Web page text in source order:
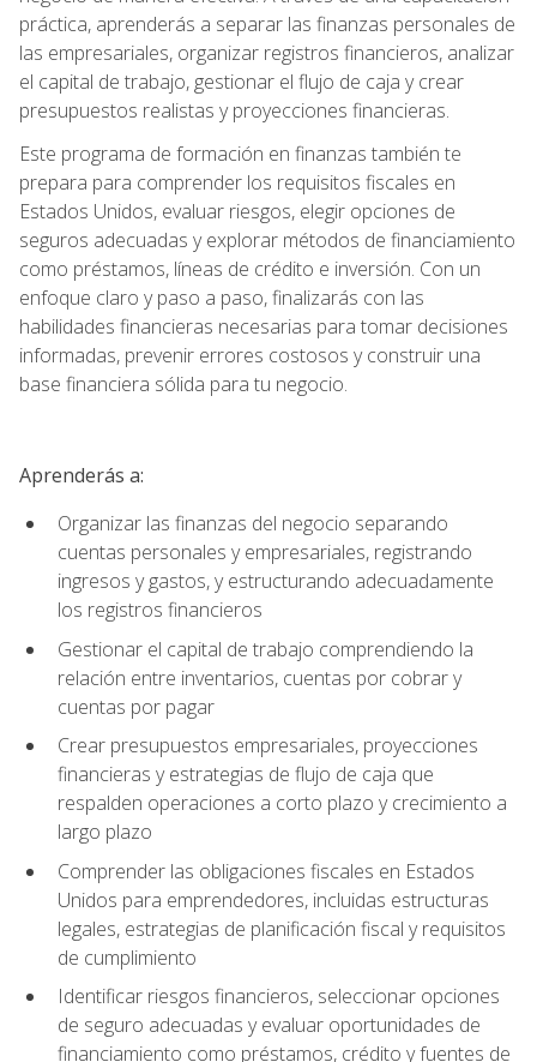
práctica, aprenderás a separar las finanzas personales de
las empresariales, organizar registros financieros, analizar
el capital de trabajo, gestionar el flujo de caja y crear
presupuestos realistas y proyecciones financieras.
Este programa de formación en finanzas también te
prepara para comprender los requisitos fiscales en
Estados Unidos, evaluar riesgos, elegir opciones de
seguros adecuadas y explorar métodos de financiamiento
como préstamos, líneas de crédito e inversión. Con un
enfoque claro y paso a paso, finalizarás con las
habilidades financieras necesarias para tomar decisiones
informadas, prevenir errores costosos y construir una
base financiera sólida para tu negocio.
Aprenderás a:
Organizar las finanzas del negocio separando
cuentas personales y empresariales, registrando
ingresos y gastos, y estructurando adecuadamente
los registros financieros
Gestionar el capital de trabajo comprendiendo la
relación entre inventarios, cuentas por cobrar y
cuentas por pagar
Crear presupuestos empresariales, proyecciones
financieras y estrategias de flujo de caja que
respalden operaciones a corto plazo y crecimiento a
largo plazo
Comprender las obligaciones fiscales en Estados
Unidos para emprendedores, incluidas estructuras
legales, estrategias de planificación fiscal y requisitos
de cumplimiento
Identificar riesgos financieros, seleccionar opciones
de seguro adecuadas y evaluar oportunidades de
financiamiento como préstamos, crédito y fuentes de